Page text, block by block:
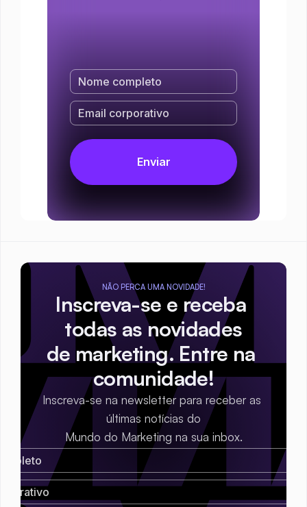
NÃO PERCA UMA NOVIDADE!
Inscreva-se e receba
todas as novidades
de marketing. Entre na
comunidade!
Inscreva-se na newsletter para receber as
últimas notícias do
Mundo do Marketing na sua inbox.